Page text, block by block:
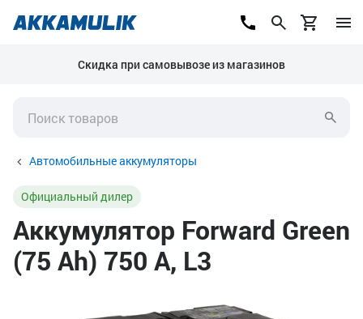
Скидка при самовывозе из магазинов
Автомобильные аккумуляторы
Официальный дилер
Аккумулятор Forward Green
(75 Ah) 750 А, L3